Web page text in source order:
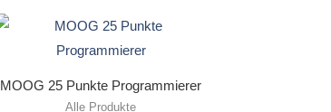
MOOG 25 Punkte Programmierer
Alle Produkte